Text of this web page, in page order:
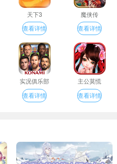
天下3
查看详情
魔侠传
查看详情
实况俱乐部
查看详情
主公莫慌
查看详情